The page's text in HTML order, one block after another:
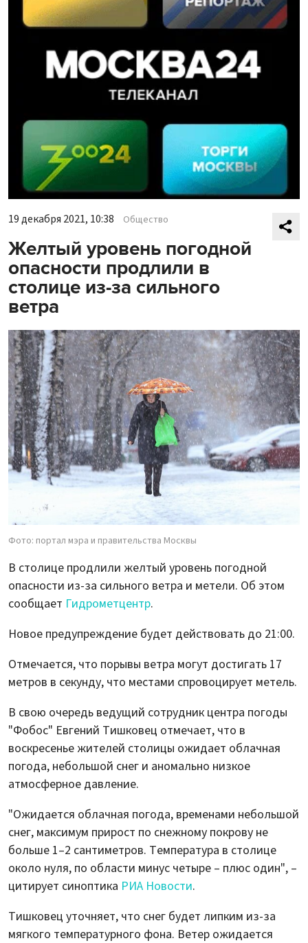
19 декабря 2021, 10:38 Общество
Желтый уровень погодной
опасности продлили в
столице из-за сильного
ветра
Фото: портал мэра и правительства Москвы
В столице продлили желтый уровень погодной
опасности из-за сильного ветра и метели. Об этом
сообщает Гидрометцентр.
Новое предупреждение будет действовать до 21:00.
Отмечается, что порывы ветра могут достигать 17
метров в секунду, что местами спровоцирует метель.
В свою очередь ведущий сотрудник центра погоды
"Фобос" Евгений Тишковец отмечает, что в
воскресенье жителей столицы ожидает облачная
погода, небольшой снег и аномально низкое
атмосферное давление.
"Ожидается облачная погода, временами небольшой
снег, максимум прирост по снежному покрову не
больше 1–2 сантиметров. Температура в столице
около нуля, по области минус четыре – плюс один", –
цитирует синоптика РИА Новости.
Тишковец уточняет, что снег будет липким из-за
мягкого температурного фона. Ветер ожидается